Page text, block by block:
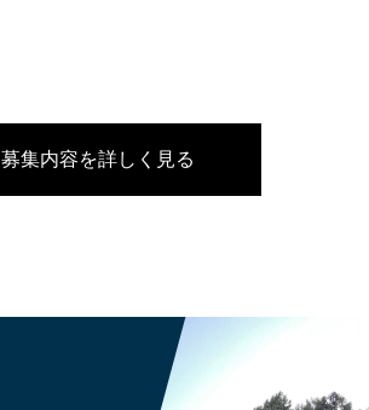
募集内容を詳しく見る